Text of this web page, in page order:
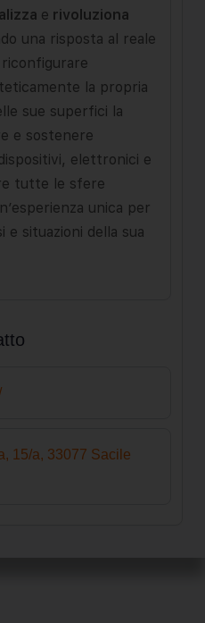
e rivoluziona
una risposta al reale
riconfigurare
la propria
sue superfici la
e sostenere
elettronici e
tutte le sfere
unica per
situazioni della sua
15/a, 33077 Sacile